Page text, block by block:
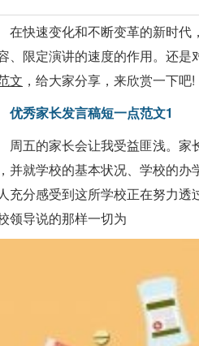
在快速变化和不断变革的新时代
、限定演讲的速度的作用。还是
文 ，给大家分享，来欣赏一下吧!
优秀家长发言稿短一点范文1
周五的家长会让我受益匪浅。
，并就学校的基本状况、学校的
充分感受到这所学校正在努力透
领导说的那样一切为